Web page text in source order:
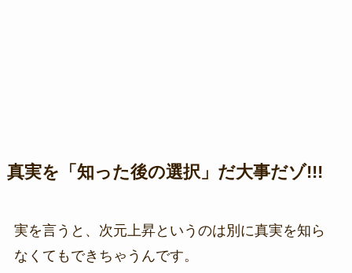
真実を「知った後の選択」だ大事だゾ!!!
実を言うと、次元上昇というのは別に真実を知ら
なくてもできちゃうんです。